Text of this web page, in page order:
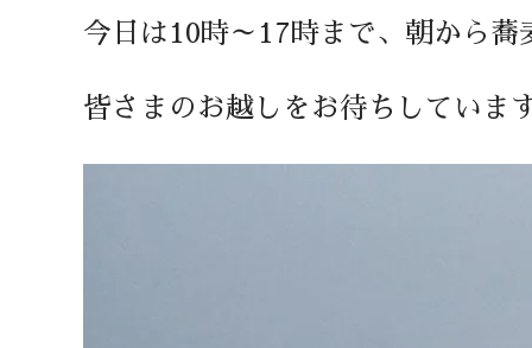
今日は10時～17時まで、朝から蕎
皆さまのお越しをお待ちしていま